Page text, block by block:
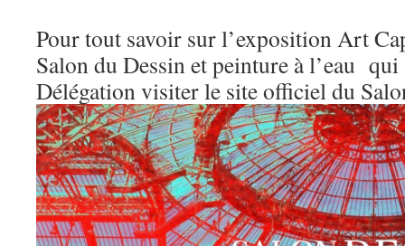
Pour tout savoir sur l’exposition Art
Salon du Dessin et peinture à l’eau
Délégation visiter le site officiel du